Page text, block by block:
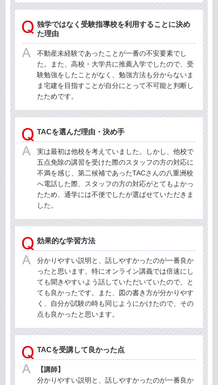
独学ではなく受験指導校を利用することに決め
た理由
不動産未経験であったことが一番の不安要素でし
た。また、高校・大学共に推薦入学でしたので、受
験勉強をしたことがなく、勉強方法も分からないま
ま宅建を目指すことが自分にとって不可能と判断し
たためです。
TACを選んだ理由・決め手
実は最初は他校を考えていました。しかし、他校で
五点免除の講習を受けた際のスタッフの方の対応に
不満を感じ、第二候補であったTACさんの八重洲校
へ電話した際、スタッフの方の対応がとてもよかっ
たため、通学には不便でしたが選ばせていただきま
した。
効果的な学習方法
分かりやすい説明と、話しやすかったのが一番良か
ったと思います。特にオンライン講義では倍速にし
ても聞きやすいよう話していただいていたので、と
ても良かったです。また、図の書き方が分かりやす
く、自分が試験の時も同じようにかけたので、その
点も良かったと思います。
TACを受講して良かった点
【講師】
分かりやすい説明と、話しやすかったのが一番良か